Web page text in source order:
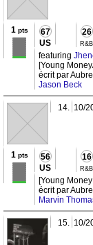
1 pts 67
US
26
R&B
featuring
[Young
écrit par
Jason Beck
14. 10/
1 pts 56
US
16
R&B
[Young
écrit par
Marvin
15. 10/